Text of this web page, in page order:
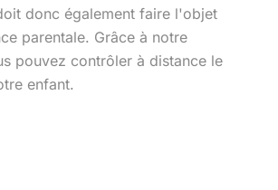
donc également faire l'objet
parentale. Grâce à notre
pouvez contrôler à distance le
enfant.